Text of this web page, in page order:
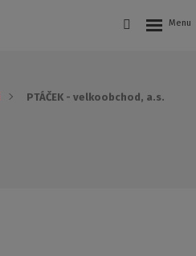
PTÁČEK - velkoobchod, a.s.